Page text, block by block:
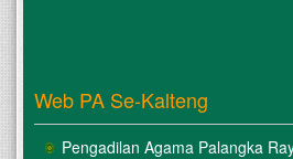
Web PA Se-Kalteng
Pengadilan Agama Palangka